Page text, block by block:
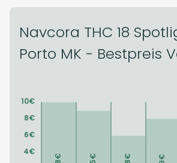
Navcora THC 18
Porto MK - Bestpreis